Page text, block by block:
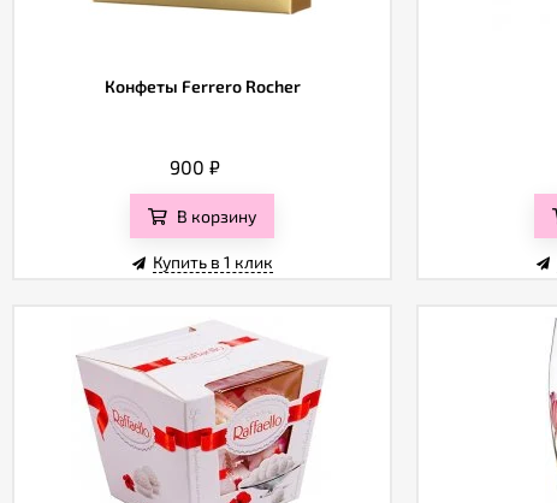
Конфеты Ferrero Rocher
900 ₽
В корзину
Купить в 1 клик